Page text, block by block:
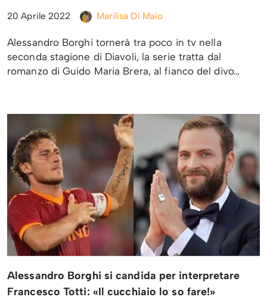
20 Aprile 2022 Marilisa Di Maio
Alessandro Borghi tornerà tra poco in tv nella
seconda stagione di Diavoli, la serie tratta dal
romanzo di Guido Maria Brera, al fianco del divo…
Alessandro Borghi si candida per interpretare
Francesco Totti: «Il cucchiaio lo so fare!»